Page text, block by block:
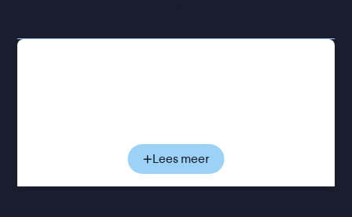
Aan het woord is Glen Matlock, bassist en een van
band. Van de ontstaansgeschiedenis tot de release
Anarchy in the U.K.en de blijvende
nalatenschap vanNever Mind the Bollocks, een
Lees meer